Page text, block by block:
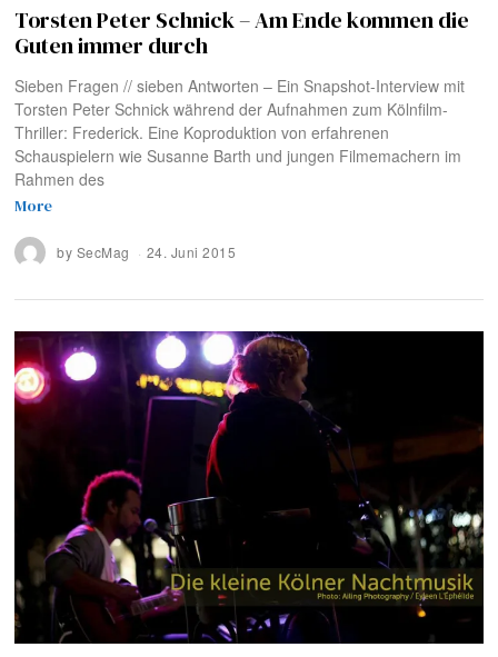
Torsten Peter Schnick – Am Ende kommen die
Guten immer durch
Sieben Fragen // sieben Antworten – Ein Snapshot-Interview mit
Torsten Peter Schnick während der Aufnahmen zum Kölnfilm-
Thriller: Frederick. Eine Koproduktion von erfahrenen
Schauspielern wie Susanne Barth und jungen Filmemachern im
Rahmen des
More
by SecMag 24. Juni 2015